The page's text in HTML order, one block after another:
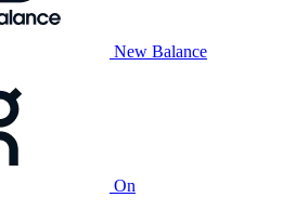
New Balance
On